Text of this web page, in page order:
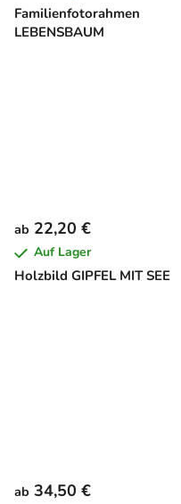
Familienfotorahmen
LEBENSBAUM
Holzbild GIPFEL MIT SEE
ab 22,20 €
Auf Lager
ab 34,50 €